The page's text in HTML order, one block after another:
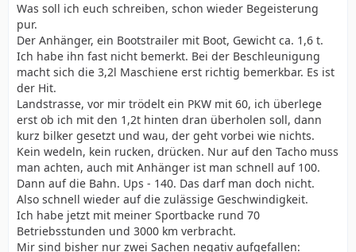
Was soll ich euch schreiben, schon wieder Begeisterung
pur.
Der Anhänger, ein Bootstrailer mit Boot, Gewicht ca. 1,6 t.
Ich habe ihn fast nicht bemerkt. Bei der Beschleunigung
macht sich die 3,2l Maschiene erst richtig bemerkbar. Es ist
der Hit.
Landstrasse, vor mir trödelt ein PKW mit 60, ich überlege
erst ob ich mit den 1,2t hinten dran überholen soll, dann
kurz bilker gesetzt und wau, der geht vorbei wie nichts.
Kein wedeln, kein rucken, drücken. Nur auf den Tacho muss
man achten, auch mit Anhänger ist man schnell auf 100.
Dann auf die Bahn. Ups - 140. Das darf man doch nicht.
Also schnell wieder auf die zulässige Geschwindigkeit.
Ich habe jetzt mit meiner Sportbacke rund 70
Betriebsstunden und 3000 km verbracht.
Mir sind bisher nur zwei Sachen negativ aufgefallen: